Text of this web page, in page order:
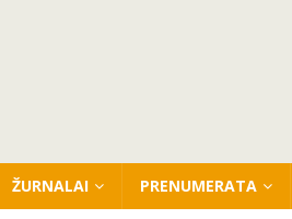
ŽURNALAI PRENUMERATA